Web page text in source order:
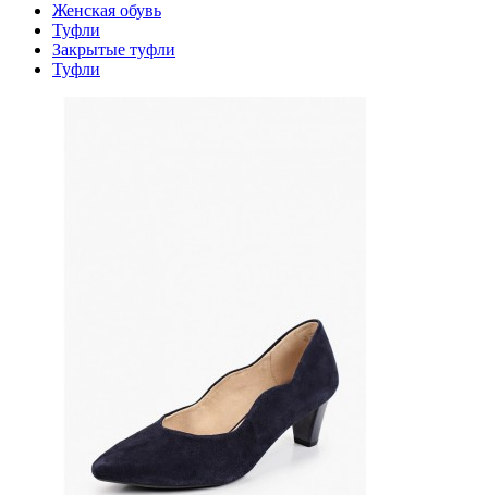
Женская обувь
Туфли
Закрытые туфли
Туфли